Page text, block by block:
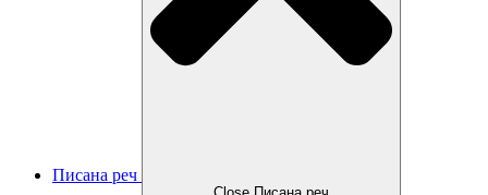
Писана реч